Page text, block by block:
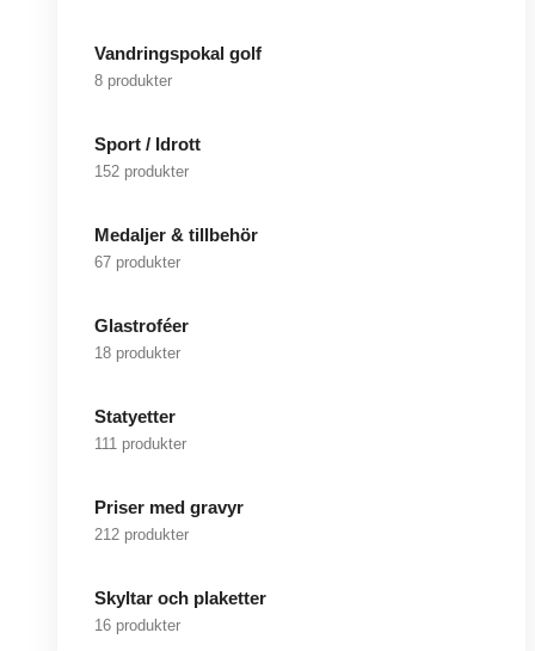
Vandringspokal golf
8 produkter
Sport / Idrott
152 produkter
Medaljer & tillbehör
67 produkter
Glastroféer
18 produkter
Statyetter
111 produkter
Priser med gravyr
212 produkter
Skyltar och plaketter
16 produkter